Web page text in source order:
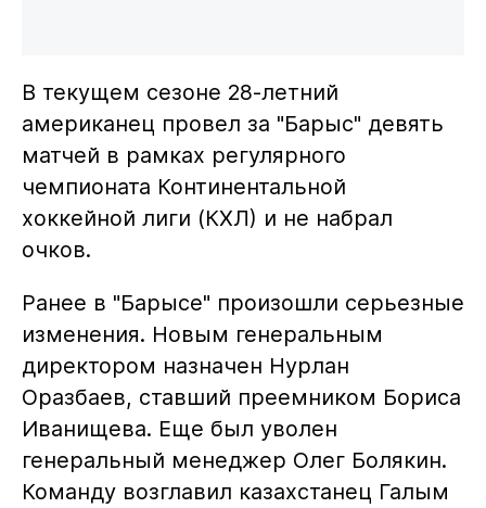
В текущем сезоне 28-летний
американец провел за "Барыс" девять
матчей в рамках регулярного
чемпионата Континентальной
хоккейной лиги (КХЛ) и не набрал
очков.
Ранее в "Барысе" произошли серьезные
изменения. Новым генеральным
директором назначен Нурлан
Оразбаев, ставший преемником Бориса
Иванищева. Еще был уволен
генеральный менеджер Олег Болякин.
Команду возглавил казахстанец Галым